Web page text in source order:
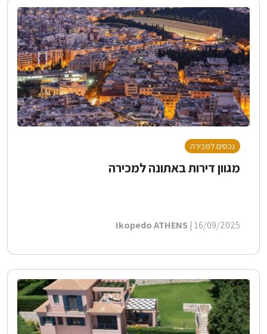
נכסים למכירה
מגוון דירות באתונה למכירה
Ikopedo ATHENS | 16/09/2025